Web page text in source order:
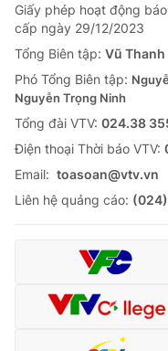
Giấy phép hoạt động
cấp ngày 29/12/2023
Tổng Biên tập: Vũ
Phó Tổng Biên tập:
Nguyễn Trọng Ninh
Tổng đài VTV: 024.38
Ðiện thoại Thời báo VTV:
Email: toasoan@vtv.vn
Liên hệ quảng cáo: